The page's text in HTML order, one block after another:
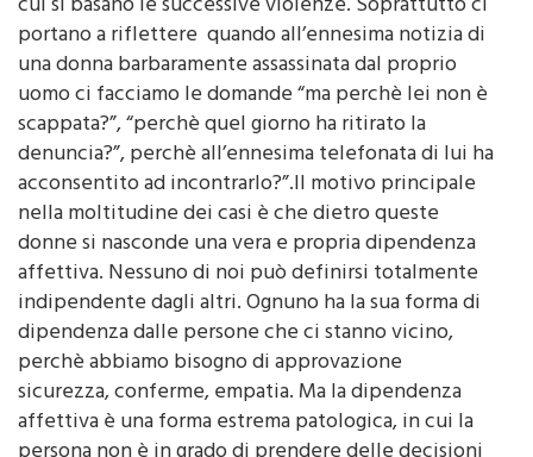
una donna barbaramente assassinata dal proprio
uomo ci facciamo le domande “ma perchè lei non è
scappata?”, “perchè quel giorno ha ritirato la
denuncia?”, perchè all’ennesima telefonata di lui ha
acconsentito ad incontrarlo?”.Il motivo principale
nella moltitudine dei casi è che dietro queste
donne si nasconde una vera e propria dipendenza
affettiva. Nessuno di noi può definirsi totalmente
indipendente dagli altri. Ognuno ha la sua forma di
dipendenza dalle persone che ci stanno vicino,
perchè abbiamo bisogno di approvazione
sicurezza, conferme, empatia. Ma la dipendenza
affettiva è una forma estrema patologica, in cui la
persona non è in grado di prendere delle decisioni